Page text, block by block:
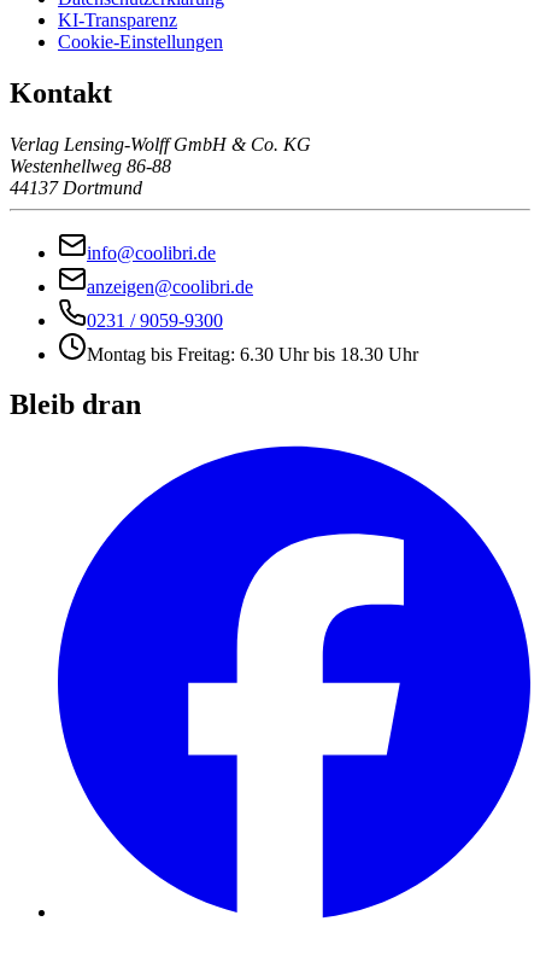
KI-Transparenz
Cookie-Einstellungen
Kontakt
Verlag Lensing-Wolff GmbH & Co. KG
Westenhellweg 86-88
44137 Dortmund
info@coolibri.de
anzeigen@coolibri.de
0231 / 9059-9300
Montag bis Freitag: 6.30 Uhr bis 18.30 Uhr
Bleib dran